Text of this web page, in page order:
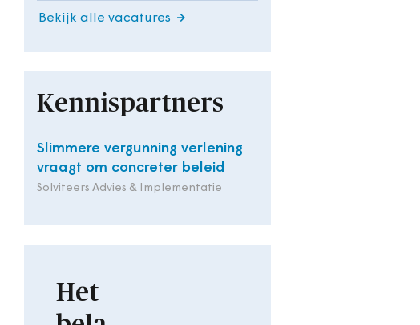
Bekijk alle vacatures
Kennispartners
Slimmere vergunning verlening
vraagt om concreter beleid
Solviteers Advies & Implementatie
Het